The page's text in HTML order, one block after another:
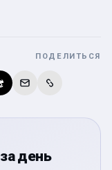
ПОДЕЛИТЬСЯ
день